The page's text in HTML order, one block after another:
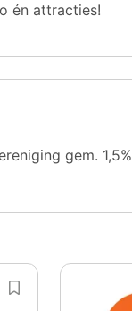
én attracties!
gem. 1,5%